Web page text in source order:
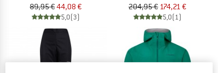
89,95 €44,08 €
5,0(3)
204,95 € 174,21 €
5,0(1)